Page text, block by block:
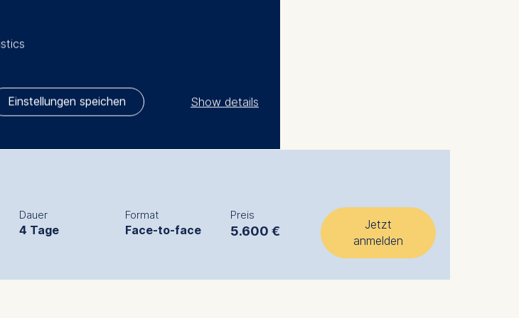
Dauer
4 Tage
Format
Face-to-face
Preis
5.600 €
Jetzt
anmelden
Einstellungen speichen Show details
processing is
and Technology GmbH